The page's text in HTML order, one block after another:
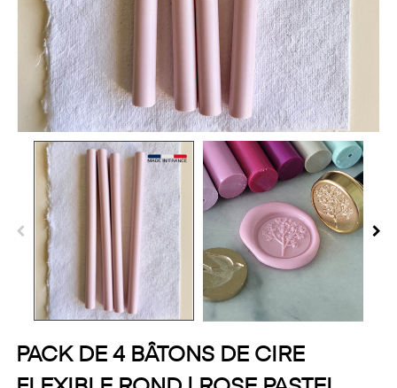
PACK DE 4 BÂTONS DE CIRE